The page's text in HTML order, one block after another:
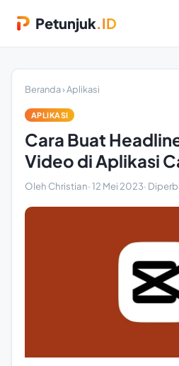
Petunjuk.ID
Beranda›Aplikasi
APLIKASI
Cara Buat
Video di Aplikasi
Oleh Christian·12 Mei 2023·